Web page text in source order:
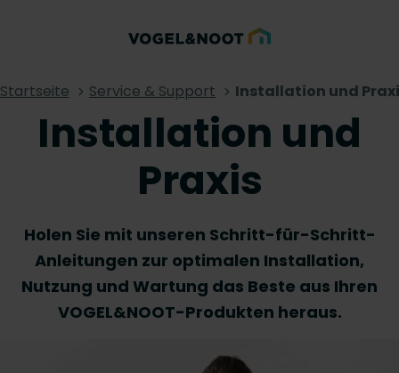
Startseite Service & Support Installation und
Installation und
Praxis
Holen Sie mit unseren Schritt-für-Schritt-
Anleitungen zur optimalen Installation,
Nutzung und Wartung das Beste aus Ihren
VOGEL&NOOT-Produkten heraus.